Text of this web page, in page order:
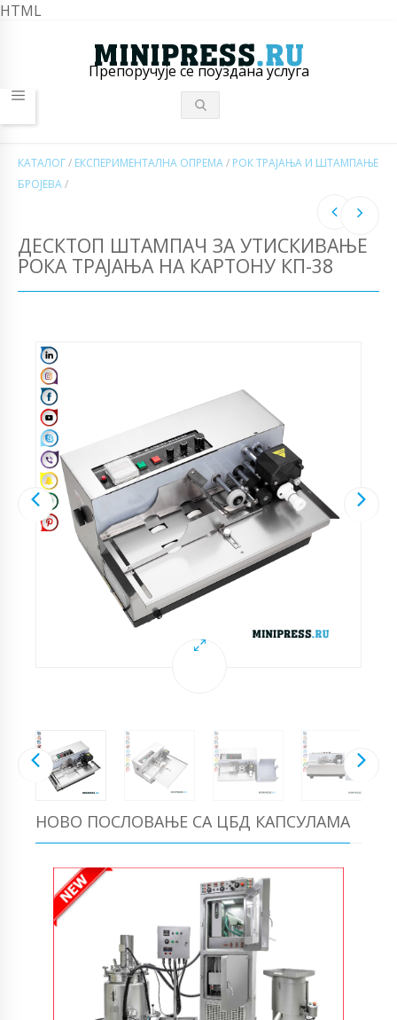
HTML
Препоручује се поуздана услуга
КАТАЛОГ/ ЕКСПЕРИМЕНТАЛНА ОПРЕМА/ РОК ТРАЈАЊА И ШТАМПАЊЕ
БРОЈЕВА/
ДЕСКТОП ШТАМПАЧ ЗА УТИСКИВАЊЕ
РОКА ТРАЈАЊА НА КАРТОНУ КП-38
НОВО ПОСЛОВАЊЕ СА ЦБД КАПСУЛАМА